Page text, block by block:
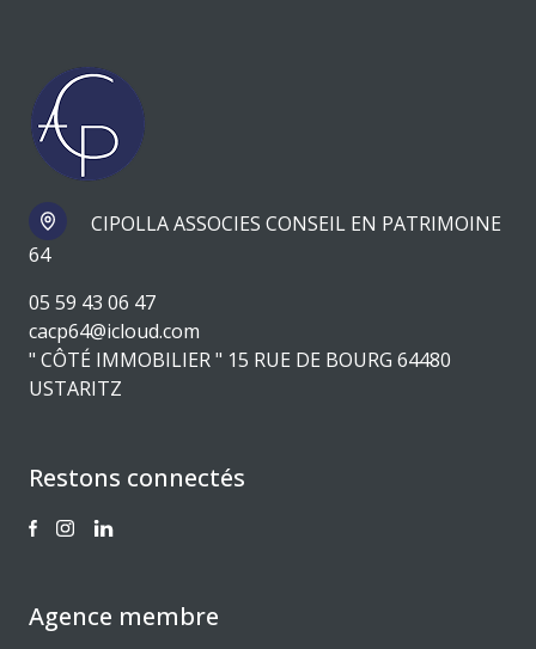
CIPOLLA ASSOCIES CONSEIL EN PATRIMOINE
64
05 59 43 06 47
cacp64@icloud.com
" CÔTÉ IMMOBILIER " 15 RUE DE BOURG 64480
USTARITZ
Restons connectés
Agence membre